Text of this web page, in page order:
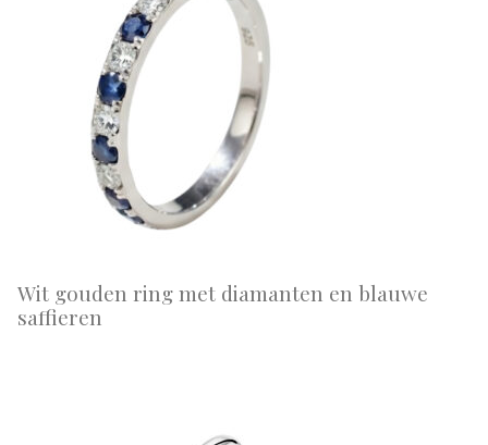
Wit gouden ring met diamanten en blauwe
saffieren